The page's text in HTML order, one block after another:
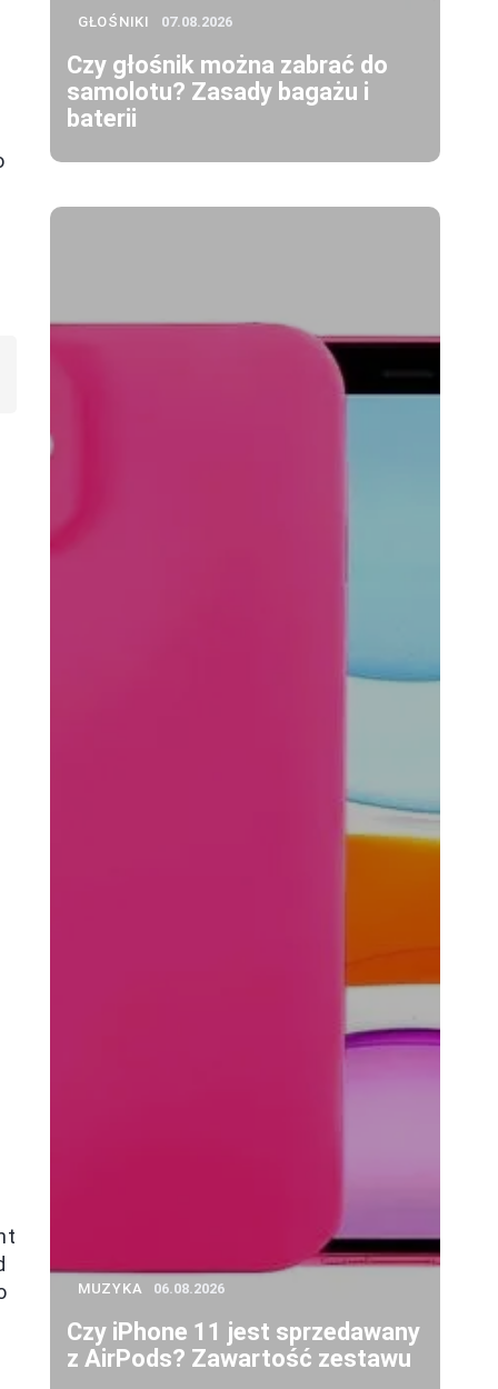
GŁOŚNIKI 07.08.2026
Czy głośnik można zabrać do
samolotu? Zasady bagażu i
baterii
MUZYKA 06.08.2026
Czy iPhone 11 jest sprzedawany
z AirPods? Zawartość zestawu